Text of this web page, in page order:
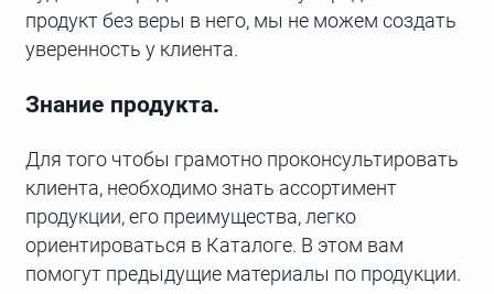
продукт без веры в него, мы не можем создать
уверенность у клиента.
Знание продукта.
Для того чтобы грамотно проконсультировать
клиента, необходимо знать ассортимент
продукции, его преимущества, легко
ориентироваться в Каталоге. В этом вам
помогут предыдущие материалы по продукции.